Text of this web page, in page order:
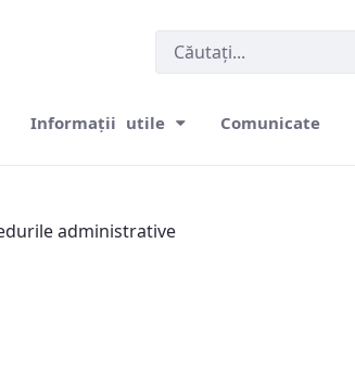
Informații utile Comunicate
administrative